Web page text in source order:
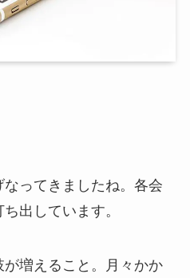
ってきましたね。各会
出しています。
増えること。月々かか